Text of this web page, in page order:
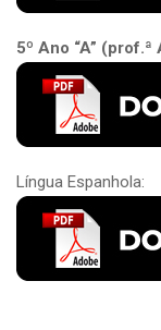
5º Ano “A” (prof.ª
Língua Espanhola: